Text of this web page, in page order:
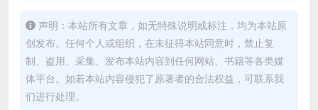
声明：本站所有文章，如无特殊说明或标注，均为本站原
创发布。任何个人或组织，在未征得本站同意时，禁止复
制、盗用、采集、发布本站内容到任何网站、书籍等各类媒
体平台。如若本站内容侵犯了原著者的合法权益，可联系我
们进行处理。